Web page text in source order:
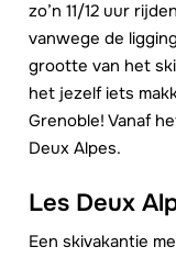
zo’n 11/12 uur
vanwege de
grootte van het
het jezelf iets
Grenoble! Vanaf
Deux Alpes.
Les Deux
Een skivakantie